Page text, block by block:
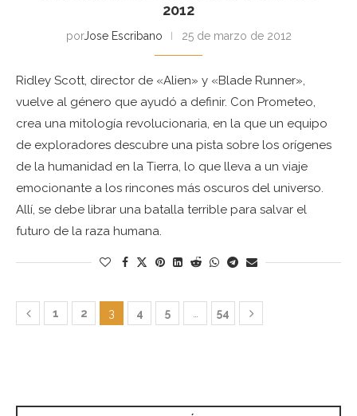
2012
porJose Escribano 25 de marzo de 2012
Ridley Scott, director de «Alien» y «Blade Runner»,
vuelve al género que ayudó a definir. Con Prometeo,
crea una mitología revolucionaria, en la que un equipo
de exploradores descubre una pista sobre los orígenes
de la humanidad en la Tierra, lo que lleva a un viaje
emocionante a los rincones más oscuros del universo.
Allí, se debe librar una batalla terrible para salvar el
futuro de la raza humana.
1 2 3 4 5 54